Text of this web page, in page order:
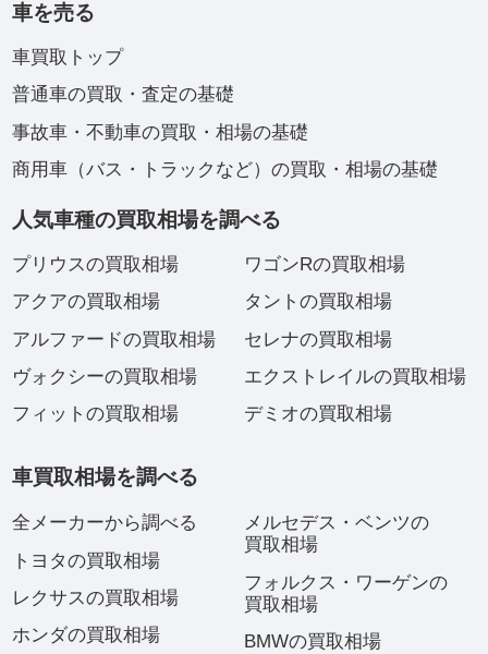
車を売る
車買取トップ
普通車の買取・査定の基礎
事故車・不動車の買取・相場の基礎
商用車（バス・トラックなど）の買取・相場の基礎
人気車種の買取相場を調べる
プリウスの買取相場
アクアの買取相場
アルファードの買取相場
ヴォクシーの買取相場
フィットの買取相場
ワゴンRの買取相場
タントの買取相場
セレナの買取相場
エクストレイルの買取相場
デミオの買取相場
車買取相場を調べる
全メーカーから調べる
トヨタの買取相場
レクサスの買取相場
ホンダの買取相場
メルセデス・ベンツの
買取相場
フォルクス・ワーゲンの
買取相場
BMWの買取相場